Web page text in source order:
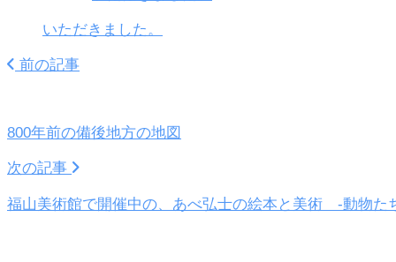
いただきました。
前の記事
800年前の備後地方の地図
次の記事
福山美術館で開催中の、あべ弘士の絵本と美術 -動物た